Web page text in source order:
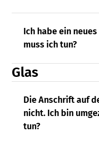
Ich habe ein
muss ich tun?
Glas
Die Anschrift auf
nicht. Ich bin
tun?